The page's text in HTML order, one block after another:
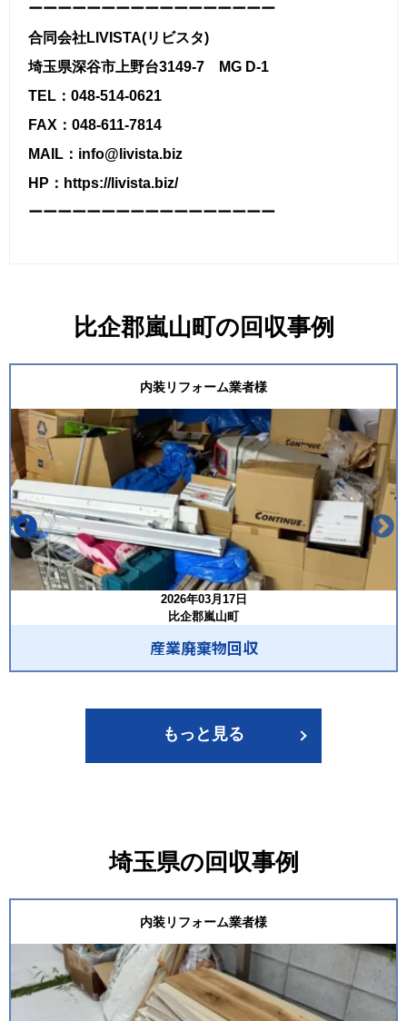
ーーーーーーーーーーーーーーーーー
合同会社LIVISTA(リビスタ)
埼玉県深谷市上野台3149-7 MG D-1
TEL：048-514-0621
FAX：048-611-7814
MAIL：info@livista.biz
HP：https://livista.biz/
ーーーーーーーーーーーーーーーーー
比企郡嵐山町の回収事例
内装リフォーム業者様
2026年03月17日
比企郡嵐山町
産業廃棄物回収
もっと見る
埼玉県の回収事例
内装リフォーム業者様